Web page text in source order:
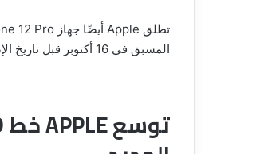
المسبق في 16 أكتوبر قبل تاريخ الإصدار في 23 أكتوبر.